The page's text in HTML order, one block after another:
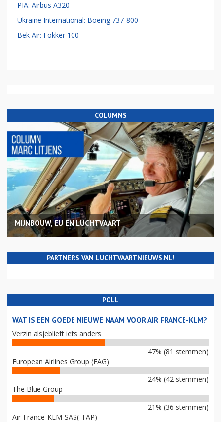
PIA: Airbus A320
Ukraine International: Boeing 737-800
Bek Air: Fokker 100
COLUMNS
MIJNBOUW, EU EN LUCHTVAART
PARTNERS VAN LUCHTVAARTNIEUWS.NL!
POLL
WAT IS EEN GOEDE NIEUWE NAAM VOOR AIR FRANCE-KLM?
Verzin alsjeblieft iets anders
47% (81 stemmen)
European Airlines Group (EAG)
24% (42 stemmen)
The Blue Group
21% (36 stemmen)
Air-France-KLM-SAS(-TAP)